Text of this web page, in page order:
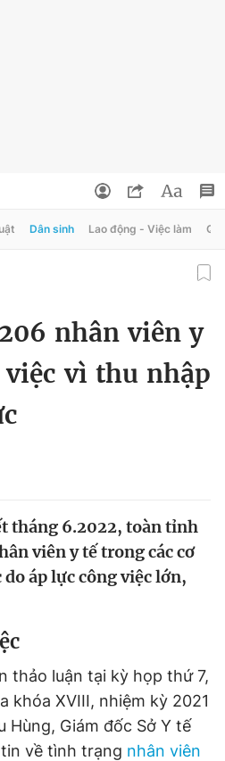
Magazine
Liên hệ quảng cáo
Dân sinh Lao động - Việc làm
nhân viên y
vì thu nhập
tháng 6.2022, toàn tỉnh
viên y tế trong các cơ
áp lực công việc lớn,
thảo luận tại kỳ họp thứ 7,
khóa XVIII, nhiệm kỳ 2021
Hùng, Giám đốc Sở Y tế
về tình trạng nhân viên